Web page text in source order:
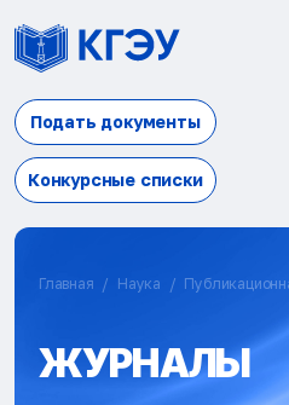
Подать документы
Конкурсные списки
Главная Наука
ЖУРНАЛЫ